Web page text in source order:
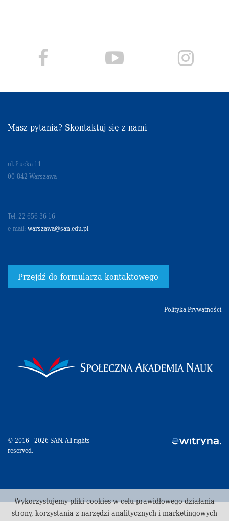
Masz pytania? Skontaktuj się z nami
ul. Łucka 11
00-842 Warszawa
Tel. 22 656 36 16
e-mail: warszawa@san.edu.pl
Przejdź do formularza kontaktowego
Polityka Prywatności
© 2016 - 2026 SAN. All rights
reserved.
Wykorzystujemy pliki cookies w celu prawidłowego działania
strony, korzystania z narzędzi analitycznych i marketingowych